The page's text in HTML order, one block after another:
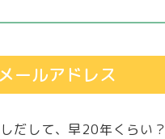
ールアドレス
だして、早20年くらい？